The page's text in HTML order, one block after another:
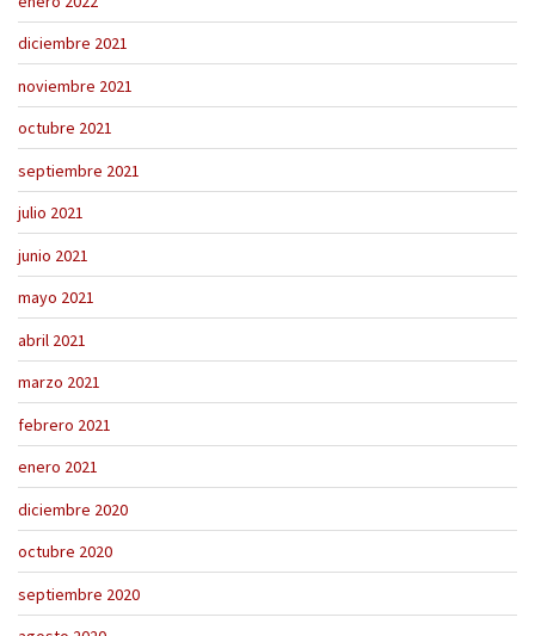
diciembre 2021
noviembre 2021
octubre 2021
septiembre 2021
julio 2021
junio 2021
mayo 2021
abril 2021
marzo 2021
febrero 2021
enero 2021
diciembre 2020
octubre 2020
septiembre 2020